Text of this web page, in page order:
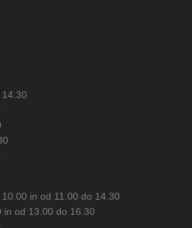
in od 11.00 do 14.30
in od 13.00 do 16.30